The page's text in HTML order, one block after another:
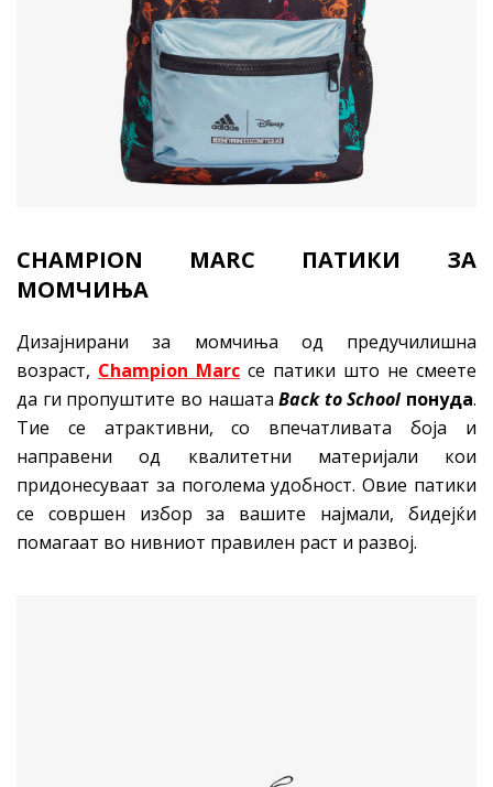
CHAMPION MARC ПАТИКИ ЗА
МОМЧИЊА
Дизајнирани за момчиња од предучилишна
возраст, Champion Marc се патики што не смеете
да ги пропуштите во нашатаBack to School понуда.
Тие се атрактивни, со впечатливата боја и
направени од квалитетни материјали кои
придонесуваат за поголема удобност. Овие патики
се совршен избор за вашите најмали, бидејќи
помагаат во нивниот правилен раст и развој.